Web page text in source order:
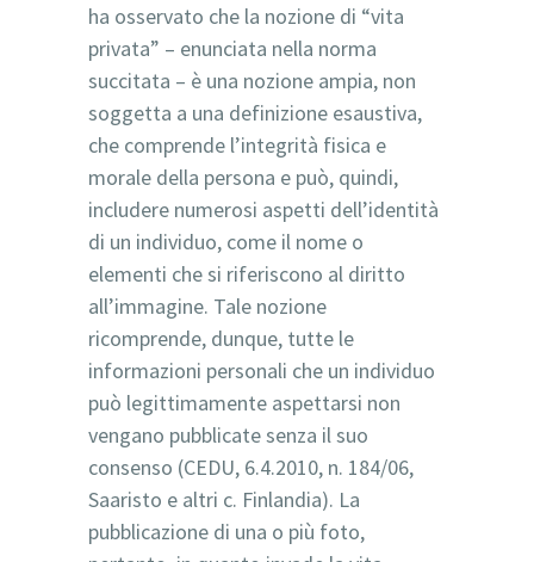
ha osservato che la nozione di “vita
privata” – enunciata nella norma
succitata – è una nozione ampia, non
soggetta a una definizione esaustiva,
che comprende l’integrità fisica e
morale della persona e può, quindi,
includere numerosi aspetti dell’identità
di un individuo, come il nome o
elementi che si riferiscono al diritto
all’immagine. Tale nozione
ricomprende, dunque, tutte le
informazioni personali che un individuo
può legittimamente aspettarsi non
vengano pubblicate senza il suo
consenso (CEDU, 6.4.2010, n. 184/06,
Saaristo e altri c. Finlandia). La
pubblicazione di una o più foto,